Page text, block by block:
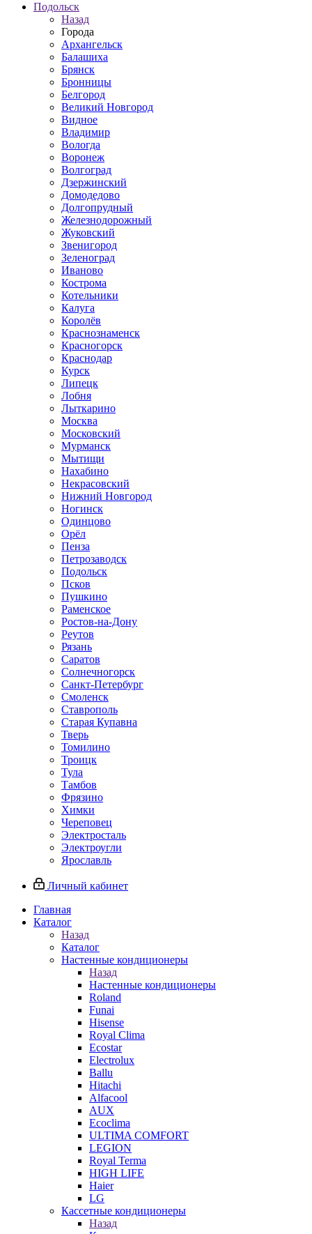
Подольск
Назад
Города
Архангельск
Балашиха
Брянск
Бронницы
Белгород
Великий Новгород
Видное
Владимир
Вологда
Воронеж
Волгоград
Дзержинский
Домодедово
Долгопрудный
Железнодорожный
Жуковский
Звенигород
Зеленоград
Иваново
Кострома
Котельники
Калуга
Королёв
Краснознаменск
Красногорск
Краснодар
Курск
Липецк
Лобня
Лыткарино
Москва
Московский
Мурманск
Мытищи
Нахабино
Некрасовский
Нижний Новгород
Ногинск
Одинцово
Орёл
Пенза
Петрозаводск
Подольск
Псков
Пушкино
Раменское
Ростов-на-Дону
Реутов
Рязань
Саратов
Солнечногорск
Санкт-Петербург
Смоленск
Ставрополь
Старая Купавна
Тверь
Томилино
Троицк
Тула
Тамбов
Фрязино
Химки
Череповец
Электросталь
Электроугли
Ярославль
Личный кабинет
Главная
Каталог
Назад
Каталог
Настенные кондиционеры
Назад
Настенные кондиционеры
Roland
Funai
Hisense
Royal Clima
Ecostar
Electrolux
Ballu
Hitachi
Alfacool
AUX
Ecoclima
ULTIMA COMFORT
LEGION
Royal Terma
HIGH LIFE
Haier
LG
Кассетные кондиционеры
Назад